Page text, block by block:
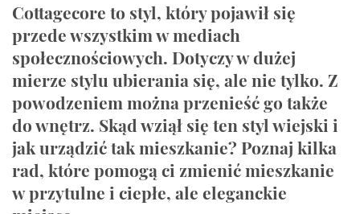
Cottagecore to styl, który pojawił się
przede wszystkim w mediach
społecznościowych. Dotyczy w dużej
mierze stylu ubierania się, ale nie tylko. Z
powodzeniem można przenieść go także
do wnętrz. Skąd wziął się ten styl wiejski i
jak urządzić tak mieszkanie? Poznaj kilka
rad, które pomogą ci zmienić mieszkanie
w przytulne i ciepłe, ale eleganckie